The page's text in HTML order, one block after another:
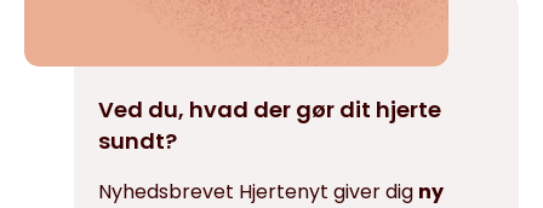
Ved du, hvad der gør dit hjerte
sundt?
Nyhedsbrevet Hjertenyt giver dig ny